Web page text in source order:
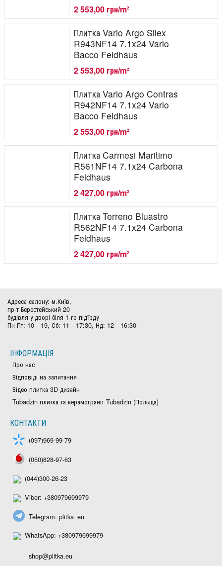
2 553,00 грн/m2
Плитка Vario Argo Silex
R943NF14 7.1x24 Vario
Bacco Feldhaus
2 553,00 грн/m2
Плитка Vario Argo Contras
R942NF14 7.1x24 Vario
Bacco Feldhaus
2 553,00 грн/m2
Плитка Carmesi Maritimo
R561NF14 7.1x24 Carbona
Feldhaus
2 427,00 грн/m2
Плитка Terreno Bluastro
R562NF14 7.1x24 Carbona
Feldhaus
2 427,00 грн/m2
Адреса салону: м.Київ,
пр-т Берестейський 20
будівля у дворі біля 1-го під'їзду
Пн-Пт: 10—19, Сб: 11—17:30, Нд: 12—16:30
ІНФОРМАЦІЯ
Про нас
Відповіді на запитання
Відео плитка 3D дизайн
Tubadzin плитка та керамограніт Tubadzin (Польща)
КОНТАКТИ
(097)969-99-79
(050)828-97-63
(044)300-26-23
Viber: +380979699979
Telegram: plitka_eu
WhatsApp: +380979699979
shop@plitka.eu